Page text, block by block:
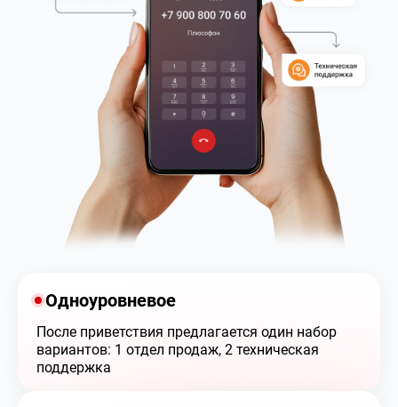
Одноуровневое
После приветствия предлагается один набор
вариантов: 1 отдел продаж, 2 техническая
поддержка